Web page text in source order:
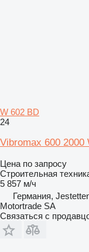
W 602 BD
24
Vibromax 600 2000
Цена по запросу
Строительная
5 857 м/ч
Германия,
Motortrade SA
Связаться с